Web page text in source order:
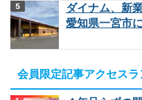
ダイナム、新
愛知県一宮市
会員限定記事アクセス